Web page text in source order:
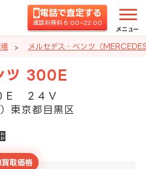
電話で査定する
通話料無料 8:00~22:00
メニュー
メルセデス・ベンツ（
ツ 300E
Ｅ ２４Ｖ
東京都目黒区
買取価格